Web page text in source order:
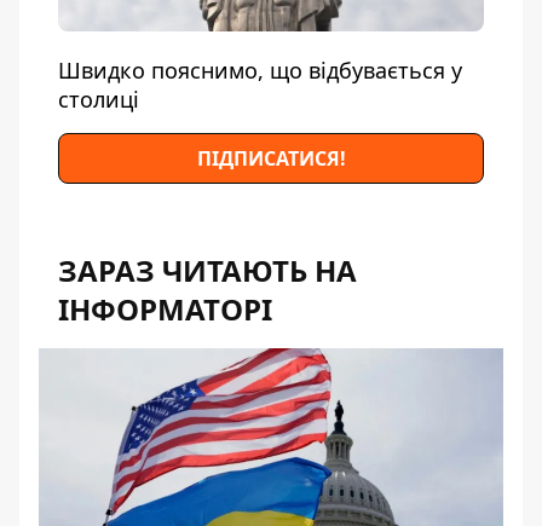
Швидко пояснимо, що відбувається у
столиці
ПІДПИСАТИСЯ!
ЗАРАЗ ЧИТАЮТЬ НА
ІНФОРМАТОРІ